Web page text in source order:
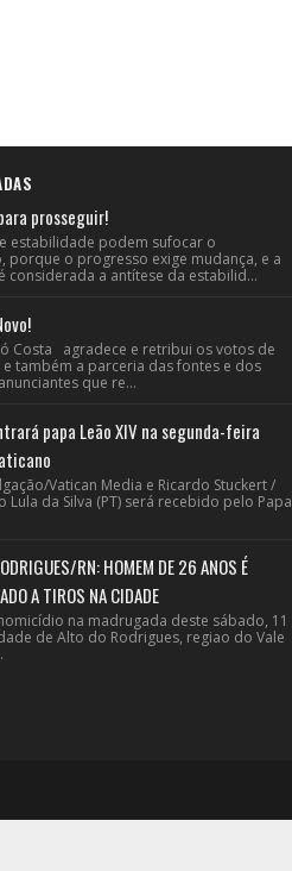
prosseguir!
estabilidade podem sufocar o
porque o progresso exige mudança, e a
considerada a antítese da estabilid...
Costa agradece e retribui os votos de
também a parceria das fontes e dos
que re...
papa Leão XIV na segunda-feira
Vatican Media e Ricardo Stuckert /
Lula da Silva (PT) será recebido pelo Papa
RN: HOMEM DE 26 ANOS É
A TIROS NA CIDADE
na madrugada deste sábado, 11
de Alto do Rodrigues, regiao do Vale